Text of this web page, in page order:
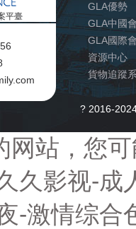
平臺
GLA優勢
GLA中國
GLA國際
資源中心
貨物追蹤
? 2016-
网站，您
久影视-
-激情综合